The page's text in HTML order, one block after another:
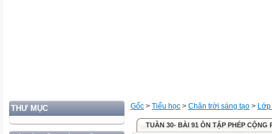
THƯ MỤC Gốc > Tiểu học > Chân trời sáng tạo >
TUẦN 30- BÀI 91 ÔN TẬP PHÉP CỘNG